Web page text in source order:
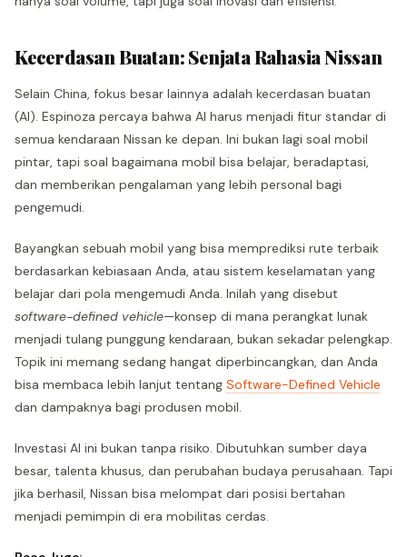
Kecerdasan Buatan: Senjata Rahasia Nissan
Selain China, fokus besar lainnya adalah kecerdasan buatan
(AI). Espinoza percaya bahwa AI harus menjadi fitur standar di
semua kendaraan Nissan ke depan. Ini bukan lagi soal mobil
pintar, tapi soal bagaimana mobil bisa belajar, beradaptasi,
dan memberikan pengalaman yang lebih personal bagi
pengemudi.
Bayangkan sebuah mobil yang bisa memprediksi rute terbaik
berdasarkan kebiasaan Anda, atau sistem keselamatan yang
belajar dari pola mengemudi Anda. Inilah yang disebut
software-defined vehicle—konsep di mana perangkat lunak
menjadi tulang punggung kendaraan, bukan sekadar pelengkap.
Topik ini memang sedang hangat diperbincangkan, dan Anda
bisa membaca lebih lanjut tentang Software-Defined Vehicle
dan dampaknya bagi produsen mobil.
Investasi AI ini bukan tanpa risiko. Dibutuhkan sumber daya
besar, talenta khusus, dan perubahan budaya perusahaan. Tapi
jika berhasil, Nissan bisa melompat dari posisi bertahan
menjadi pemimpin di era mobilitas cerdas.